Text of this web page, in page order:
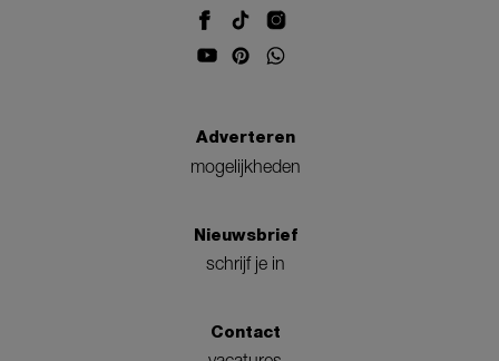
Adverteren
mogelijkheden
Nieuwsbrief
schrijf je in
Contact